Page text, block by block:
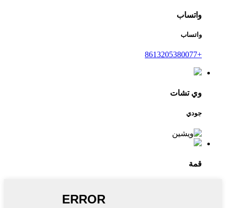
واتساب
واتساب
+8613205380077
وي تشات
جودي
قمة